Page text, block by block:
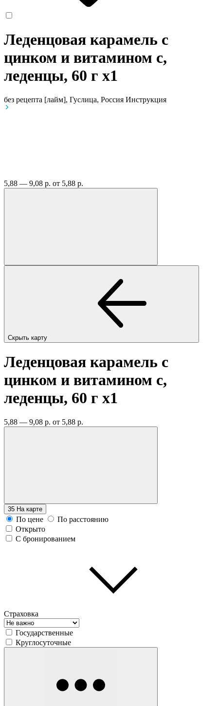
Леденцовая карамель с
цинком и витамином с,
леденцы, 60 г x1
без рецепта [лайм], Гуслица, Россия Инструкция
5,88 — 9,08 р. от 5,88 р.
Скрыть карту
Леденцовая карамель с
цинком и витамином с,
леденцы, 60 г x1
5,88 — 9,08 р. от 5,88 р.
35 На карте
По цене
По расстоянию
Открыто
С бронированием
Страховка
Государственные
Круглосуточные